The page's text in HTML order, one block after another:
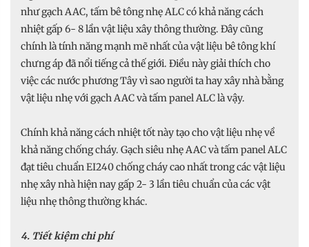
như gạch AAC, tấm bê tông nhẹ ALC có khả năng cách
nhiệt gấp 6- 8 lần vật liệu xây thông thường. Đây cũng
chính là tính năng mạnh mẽ nhất của vật liệu bê tông khí
chưng áp đã nổi tiếng cả thế giới. Điều này giải thích cho
việc các nước phương Tây vì sao người ta hay xây nhà bằng
vật liệu nhẹ với gạch AAC và tấm panel ALC là vậy.
Chính khả năng cách nhiệt tốt này tạo cho vật liệu nhẹ về
khả năng chống cháy. Gạch siêu nhẹ AAC và tấm panel ALC
đạt tiêu chuẩn EI240 chống cháy cao nhất trong các vật liệu
nhẹ xây nhà hiện nay gấp 2- 3 lần tiêu chuẩn của các vật
liệu nhẹ thông thường khác.
4. Tiết kiệm chi phí